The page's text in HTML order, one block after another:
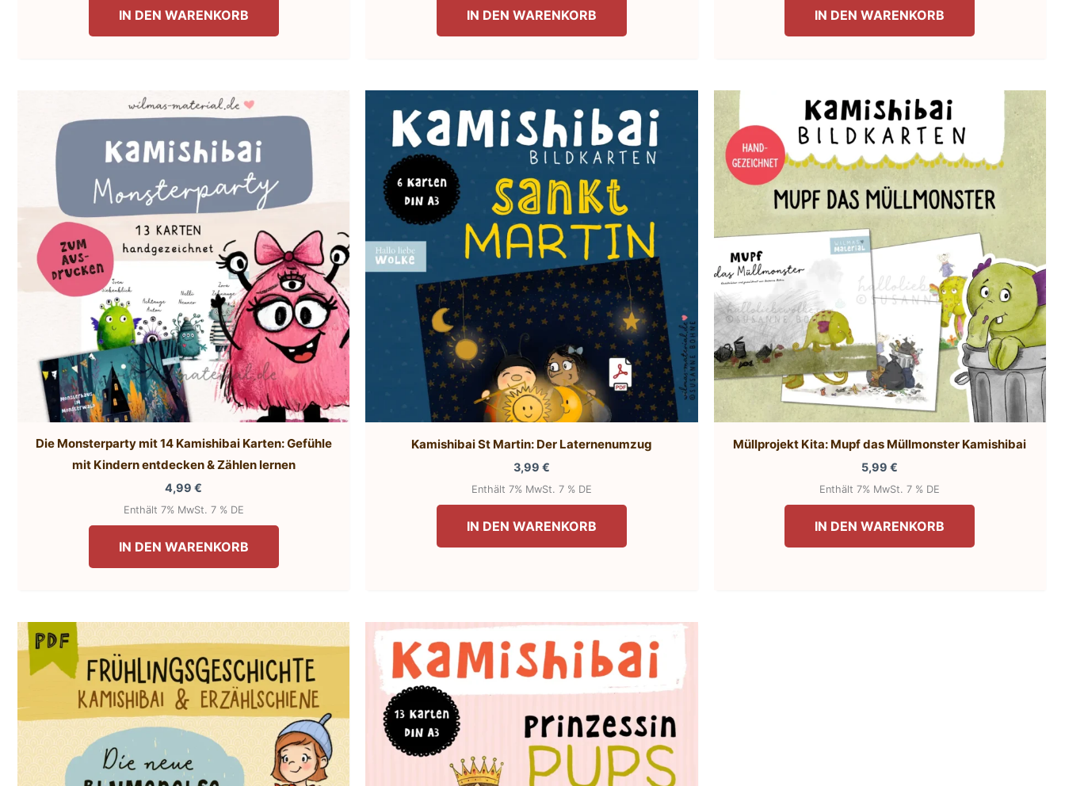
IN DEN WARENKORB IN DEN WARENKORB IN DEN WARENKORB
Die Monsterparty mit 14 Kamishibai Karten: Gefühle
mit Kindern entdecken & Zählen lernen
4,99€
Enthält 7% MwSt. 7 % DE
IN DEN WARENKORB
Kamishibai St Martin: Der Laternenumzug
3,99 €
Enthält 7% MwSt. 7 % DE
IN DEN WARENKORB
Müllprojekt Kita: Mupf das Müllmonster Kamishibai
5,99€
Enthält 7% MwSt. 7 % DE
IN DEN WARENKORB